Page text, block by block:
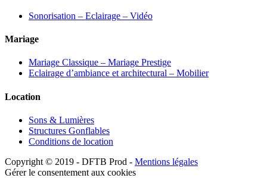
Sonorisation – Eclairage – Vidéo
Mariage
Mariage Classique – Mariage Prestige
Eclairage d’ambiance et architectural – Mobilier
Location
Sons & Lumières
Structures Gonflables
Conditions de location
Copyright © 2019 - DFTB Prod - Mentions légales
Gérer le consentement aux cookies